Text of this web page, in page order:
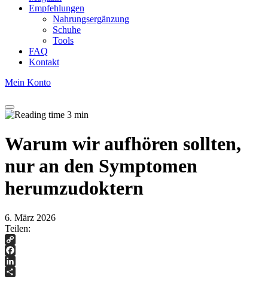
Empfehlungen
Nahrungsergänzung
Schuhe
Tools
FAQ
Kontakt
Mein Konto
3 min
Warum wir aufhören sollten,
nur an den Symptomen
herumzudoktern
6. März 2026
Teilen:
Copy
Link
Facebook
LinkedIn